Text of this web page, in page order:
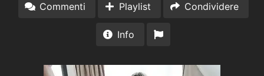
Commenti Playlist Condividere
Info